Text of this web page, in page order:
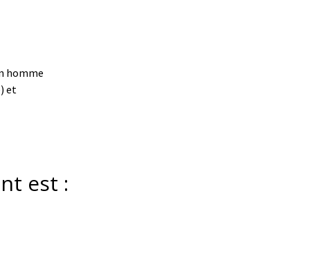
homme
et
est :